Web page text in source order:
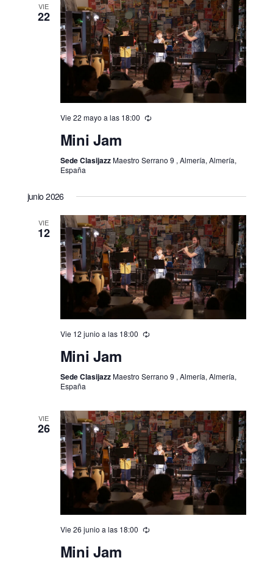
VIE
22
Vie 22 mayo a las 18:00
Mini Jam
Sede ClasijazzMaestro Serrano 9 , Almería, Almería,
España
junio 2026
VIE
12
Vie 12 junio a las 18:00
Mini Jam
Sede ClasijazzMaestro Serrano 9 , Almería, Almería,
España
VIE
26
Vie 26 junio a las 18:00
Mini Jam